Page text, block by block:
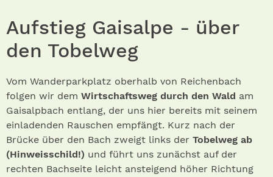
Aufstieg Gaisalpe - über
den Tobelweg
Vom Wanderparkplatz oberhalb von Reichenbach
folgen wir dem Wirtschaftsweg durch den Wald am
Gaisalpbach entlang, der uns hier bereits mit seinem
einladenden Rauschen empfängt. Kurz nach der
Brücke über den Bach zweigt links der Tobelweg ab
(Hinweisschild!) und führt uns zunächst auf der
rechten Bachseite leicht ansteigend höher Richtung